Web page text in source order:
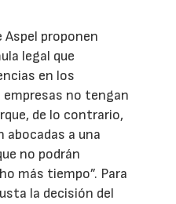
Aspel proponen
legal que
en los
no tengan
de lo contrario,
abocadas a una
no podrán
más tiempo”. Para
la decisión del